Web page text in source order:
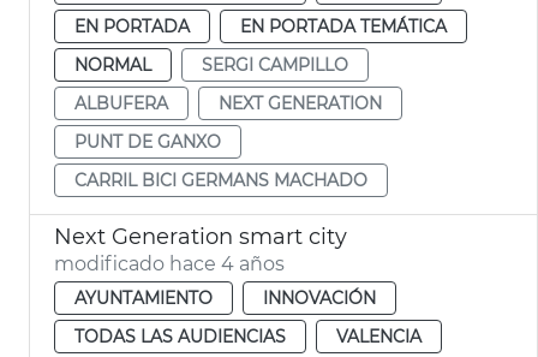
EN PORTADA
EN PORTADA TEMÁTICA
NORMAL
SERGI CAMPILLO
ALBUFERA
NEXT GENERATION
PUNT DE GANXO
CARRIL BICI GERMANS MACHADO
Next Generation smart city
modificado hace 4 años
AYUNTAMIENTO
INNOVACIÓN
TODAS LAS AUDIENCIAS
VALENCIA